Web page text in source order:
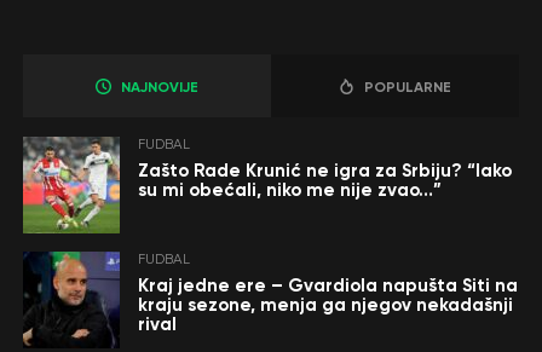
NAJNOVIJE POPULARNE
FUDBAL
Zašto Rade Krunić ne igra za Srbiju? “Iako
su mi obećali, niko me nije zvao…”
FUDBAL
Kraj jedne ere – Gvardiola napušta Siti na
kraju sezone, menja ga njegov nekadašnji
rival